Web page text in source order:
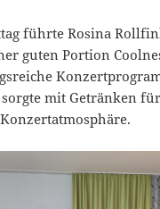
führte Rosina
guten Portion
mit Getränken